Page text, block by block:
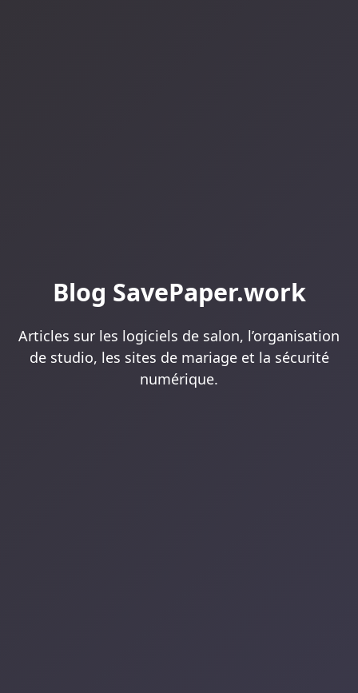
Blog SavePaper.work
Articles sur les logiciels de salon, l’organisation
de studio, les sites de mariage et la sécurité
numérique.